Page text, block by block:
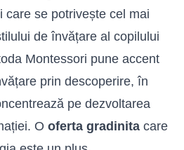
care se potrivește cel mai
de învățare al copilului
Montessori pune accent
prin descoperire, în
pe dezvoltarea
O oferta gradinita care